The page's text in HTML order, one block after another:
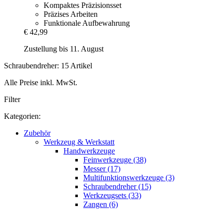
Kompaktes Präzisionsset
Präzises Arbeiten
Funktionale Aufbewahrung
€ 42,99
Zustellung bis 11. August
Schraubendreher: 15 Artikel
Alle Preise inkl. MwSt.
Filter
Kategorien:
Zubehör
Werkzeug & Werkstatt
Handwerkzeuge
Feinwerkzeuge (38)
Messer (17)
Multifunktionswerkzeuge (3)
Schraubendreher (15)
Werkzeugsets (33)
Zangen (6)